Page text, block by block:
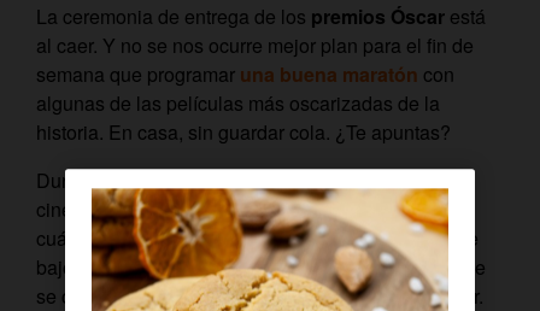
La ceremonia de entrega de los premios Óscar está
al caer. Y no se nos ocurre mejor plan para el fin de
semana que programar una buena maratón con
algunas de las películas más oscarizadas de la
historia. En casa, sin guardar cola. ¿Te apuntas?
Durante la madrugada del 9 al 10 de febrero, los
cinéfilos tienen unacita obligadasi quieren saber
cuáles serán las mejores películas del año, siempre
bajo el criterio de la Academia de Hollywood, ya que
se celebrará la 92ª ceremonia de los Premios Óscar.